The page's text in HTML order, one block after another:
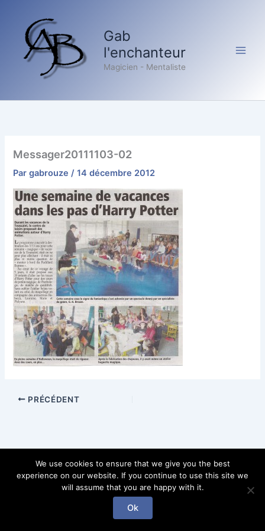
contenu
Gab
l'enchanteur
Magicien - Mentaliste
Messager20111103-02
Pargabrouze/14 décembre 2012
PRÉCÉDENT
Copyright © 2026 Gab l'enchanteur | Powered by Gab
We use cookies to ensure that we give you the best
experience on our website. If you continue to use this site we
will assume that you are happy with it.
Ok